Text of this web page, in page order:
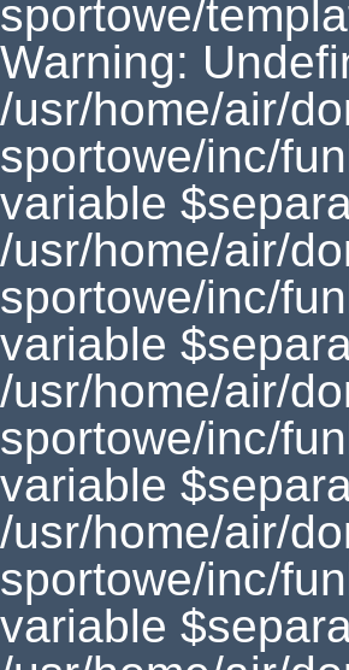
sportowe/
Warning:
/usr/home/air/
sportowe/inc/
variable
/usr/home/air/
sportowe/inc/
variable
/usr/home/air/
sportowe/inc/
variable
/usr/home/air/
sportowe/inc/
variable